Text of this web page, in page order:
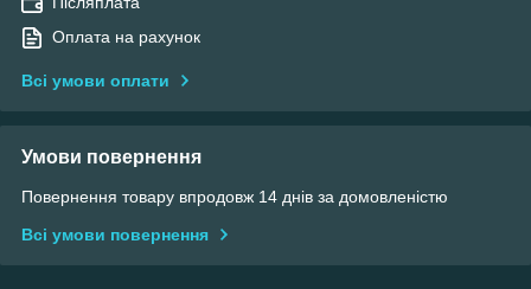
Оплата на рахунок
Всі умови оплати
Умови повернення
Повернення товару впродовж 14 днів за домовленістю
Всі умови повернення